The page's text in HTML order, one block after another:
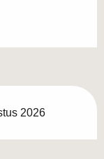
2026